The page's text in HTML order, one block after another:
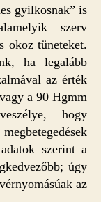
gyilkosnak” is
szerv
okoz tüneteket.
ha legalább
az érték
a 90 Hgmm
hogy
szerint a
úgy
az